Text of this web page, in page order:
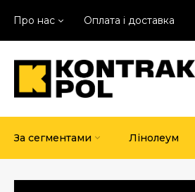
Про нас Оплата і доставка
За сегментами Лінолеум